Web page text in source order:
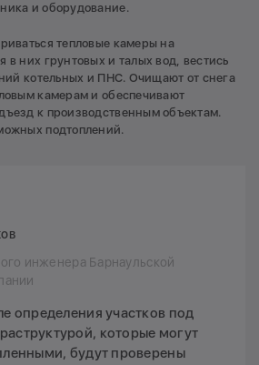
и оборудование.
тепловые камеры на
в них грунтовых и талых вод, вестись
котельных и ПНС. Очищают от снега
камерам и обеспечивают
к производственным объектам.
подтоплений.
инженера Барнаульской
определения участков под
которые могут
будут проверены